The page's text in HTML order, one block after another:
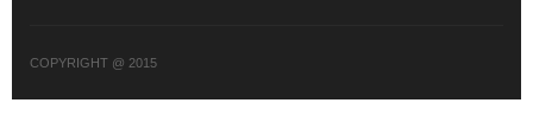
COPYRIGHT @ 2015